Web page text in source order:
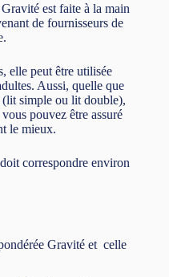
est faite à la main
de fournisseurs de
elle peut être utilisée
Aussi, quelle que
(lit simple ou lit double),
pouvez être assuré
le mieux.
correspondre environ
Gravité et celle